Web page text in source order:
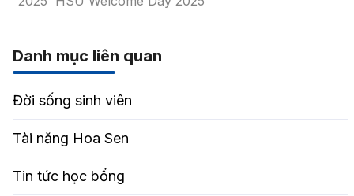
Danh mục liên quan
Đời sống sinh viên
Tài năng Hoa Sen
Tin tức học bổng